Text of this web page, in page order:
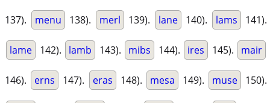
137). menu 138). merl 139). lane 140). lams 141).
lame 142). lamb 143). mibs 144). ires 145). mair
146). erns 147). eras 148). mesa 149). muse 150).